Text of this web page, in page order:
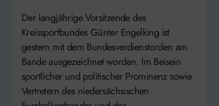
Der langjährige Vorsitzende des
Kreissportbundes Günter Engelking ist
gestern mit dem Bundesverdienstorden am
Bande ausgezeichnet worden. Im Beisein
sportlicher und politischer Prominenz sowie
Vertretern des niedersächsischen